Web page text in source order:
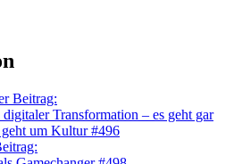
Beitrag:
Transformation – es geht gar
um Kultur #496